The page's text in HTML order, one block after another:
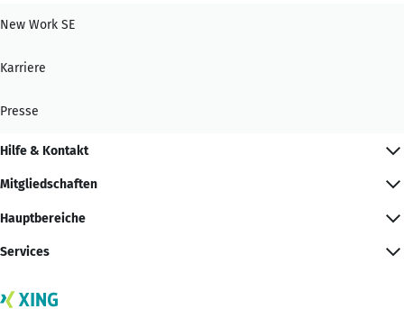
New Work SE
Karriere
Presse
Hilfe & Kontakt
Mitgliedschaften
Hauptbereiche
Services